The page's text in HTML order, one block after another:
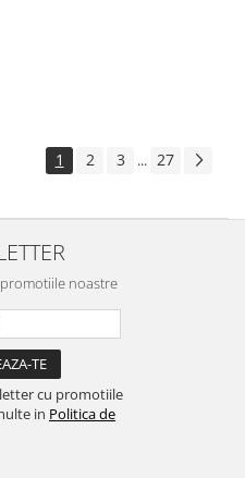
1 2 3 ... 27
noastre
cu promotiile
in Politica de